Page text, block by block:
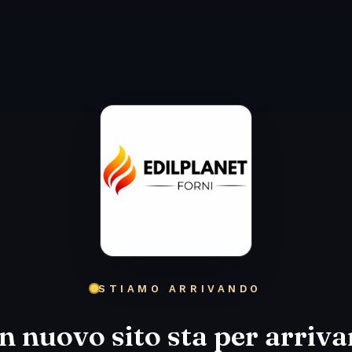
STIAMO ARRIVANDO
nuovo sito sta per